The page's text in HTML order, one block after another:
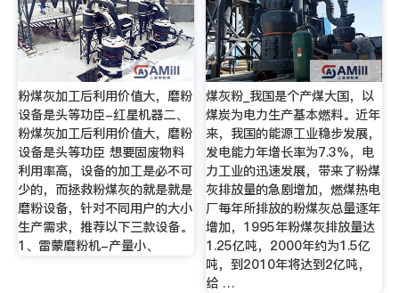
粉煤灰加工后利用价值大，磨粉
设备是头等功臣-红星机器二、
粉煤灰加工后利用价值大，磨粉
设备是头等功臣 想要固废物料
利用率高，设备的加工是必不可
少的，而拯救粉煤灰的就是就是
磨粉设备，针对不同用户的大小
生产需求，推荐以下三款设备。
1、雷蒙磨粉机-产量小、
煤灰粉_我国是个产煤大国，以
煤炭为电力生产基本燃料。近年
来，我国的能源工业稳步发展，
发电能力年增长率为7.3%，电
力工业的迅速发展，带来了粉煤
灰排放量的急剧增加，燃煤热电
厂每年所排放的粉煤灰总量逐年
增加，1995年粉煤灰排放量达
1.25亿吨，2000年约为1.5亿
吨，到2010年将达到2亿吨，
给 …